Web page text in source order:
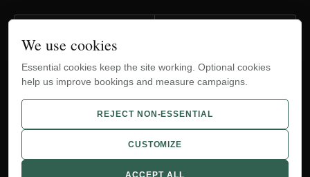
TripAdvisor YouTube
WhatsApp
© 2012-2026 Bucharest Airport Transfers.
We use cookies
Essential cookies keep the site working. Optional cookies
help us improve bookings and measure campaigns.
REJECT NON-ESSENTIAL
CUSTOMIZE
ACCEPT ALL